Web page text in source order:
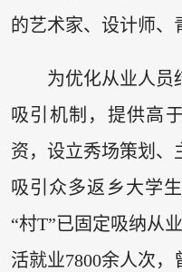
的艺术家、设计师、
为优化从业人员
吸引机制，提供高
资，设立秀场策划、
吸引众多返乡大学
“村T”已固定吸纳从
活就业7800余人次